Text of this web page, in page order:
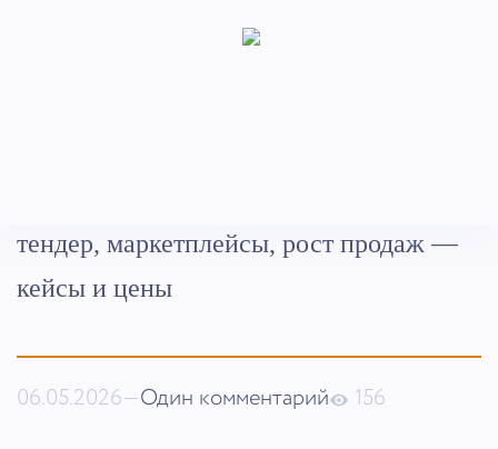
тендер, маркетплейсы, рост продаж —
кейсы и цены
06.05.2026—Один комментарий 156